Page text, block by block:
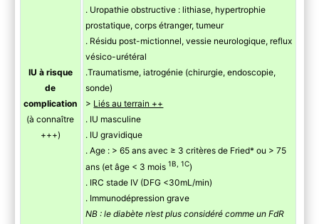
IU à risque
de
complication
(à connaître
+++)
. Uropathie obstructive : lithiase, hypertrophie
prostatique, corps étranger, tumeur
. Résidu post-mictionnel, vessie neurologique, reflux
vésico-urétéral
.Traumatisme, iatrogénie (chirurgie, endoscopie,
sonde)
> Liés au terrain ++
. IU masculine
. IU gravidique
. Age : > 65 ans avec ≥ 3 critères de Fried* ou > 75
ans (et âge < 3 mois1B, 1C)
. IRC stade IV (DFG <30mL/min)
. Immunodépression grave
NB : le diabète n’est plus considéré comme un FdR